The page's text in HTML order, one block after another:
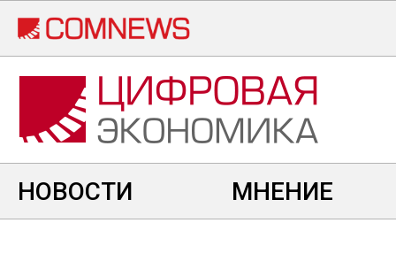
Перейти
к
основному
содержанию
НОВОСТИ МНЕНИЕ